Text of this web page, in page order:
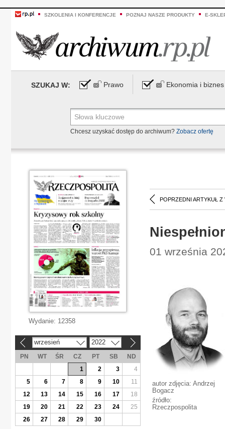
SZKOLENIA I KONFERENCJE POZNAJ NASZE PRODUKTY E-
SZUKAJ W: Prawo Ekonomia i biznes
Chcesz uzyskać dostęp do archiwum? Zobacz ofertę
POPRZEDNI ARTYKUŁ Z
01 września
autor zdjęcia: Andrzej
Bogacz
źródło:
Rzeczpospolita
Wydanie: 12358
wrzesień 2022
PN WT ŚR CZ PT SB
ND
1
2 3
4
5
6 7 8 9 10
11
12
13 14 15 16 17
18
19
20 21 22 23 24
25
26
27 28 29 30